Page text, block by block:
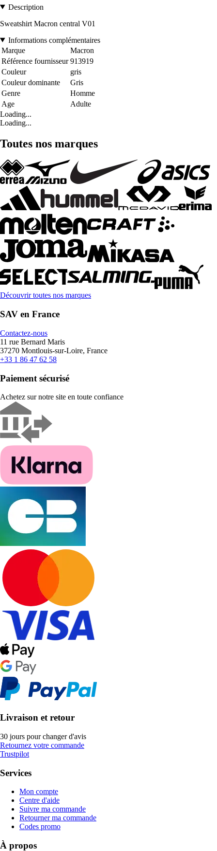
Description
Sweatshirt Macron central V01
Informations complémentaires
Marque
Macron
Référence fournisseur 913919
Couleur
gris
Couleur dominante
Gris
Genre
Homme
Age
Adulte
Loading...
Loading...
Toutes nos marques
Découvrir toutes nos marques
SAV en France
Contactez-nous
11 rue Bernard Maris
37270 Montlouis-sur-Loire, France
+33 1 86 47 62 58
Paiement sécurisé
Achetez sur notre site en toute confiance
Livraison et retour
30 jours pour changer d'avis
Retournez votre commande
Trustpilot
Services
Mon compte
Centre d'aide
Suivre ma commande
Retourner ma commande
Codes promo
À propos